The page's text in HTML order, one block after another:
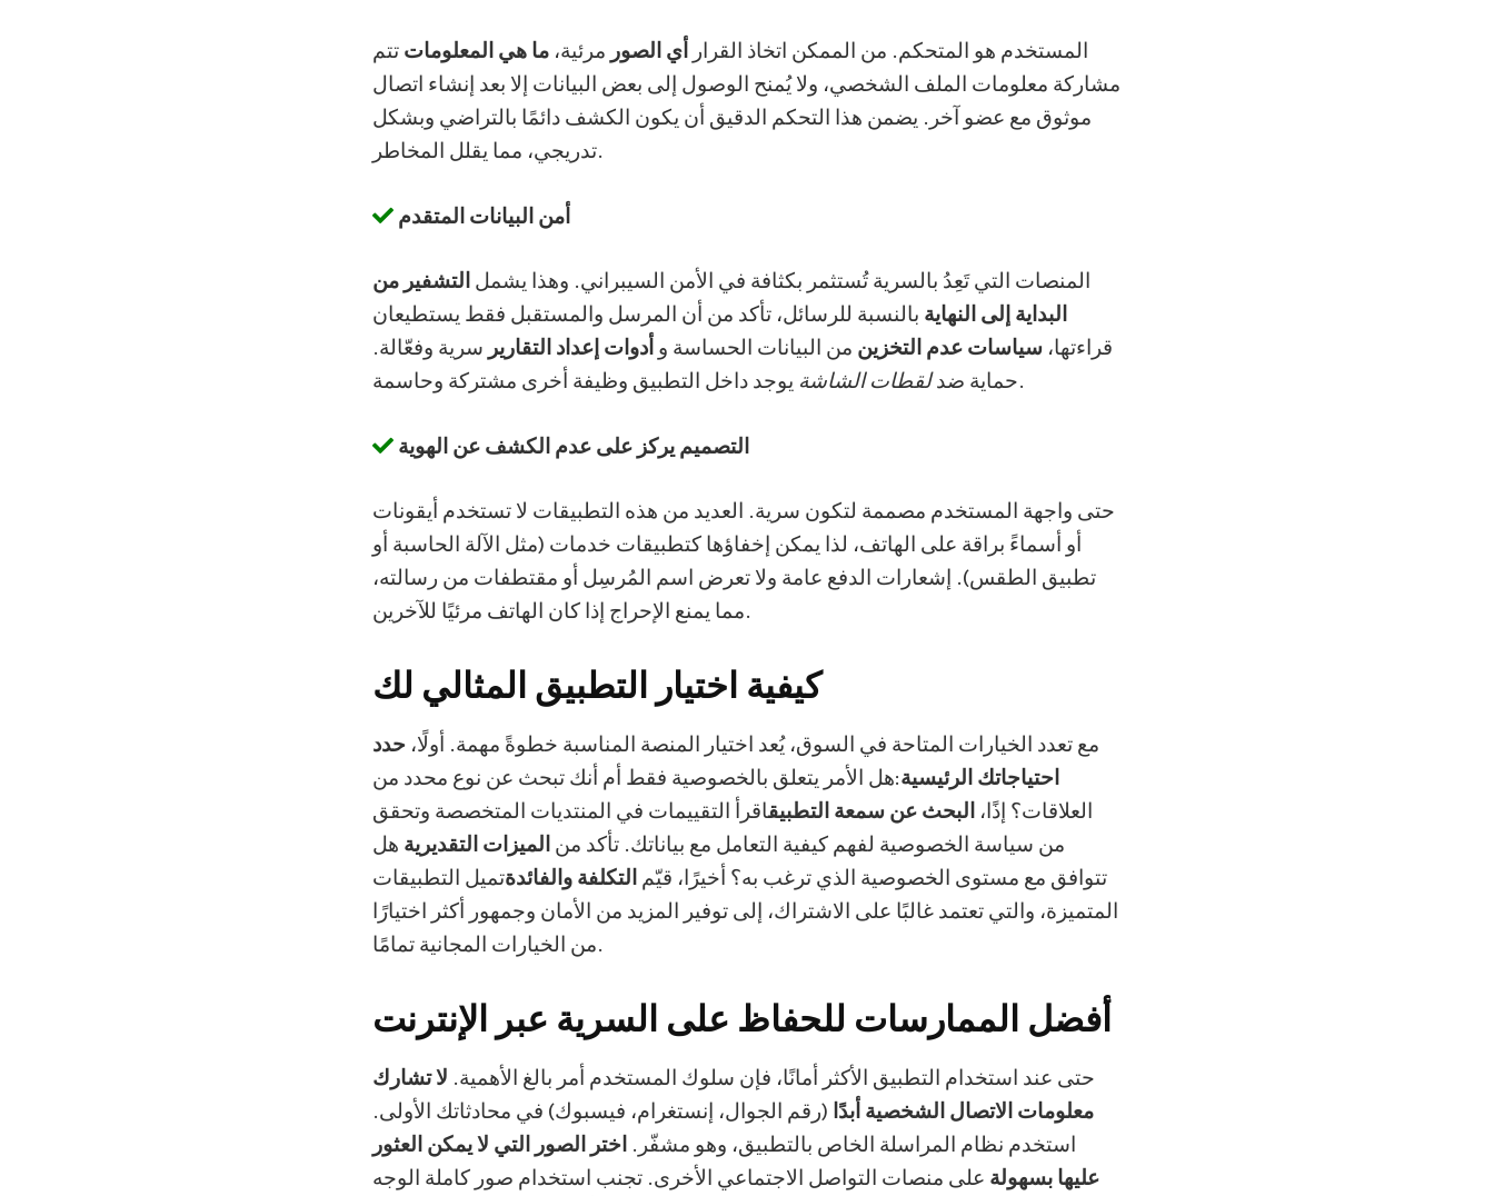
المستخدم هو المتحكم. من الممكن اتخاذ القرار أي الصور مرئية، ما هي المعلومات تتم
مشاركة معلومات الملف الشخصي، ولا يُمنح الوصول إلى بعض البيانات إلا بعد إنشاء اتصال
موثوق مع عضو آخر. يضمن هذا التحكم الدقيق أن يكون الكشف دائمًا بالتراضي وبشكل
تدريجي، مما يقلل المخاطر.
أمن البيانات المتقدم
المنصات التي تَعِدُ بالسرية تُستثمر بكثافة في الأمن السيبراني. وهذا يشمل التشفير من
البداية إلى النهاية بالنسبة للرسائل، تأكد من أن المرسل والمستقبل فقط يستطيعان
قراءتها، سياسات عدم التخزين من البيانات الحساسة و أدوات إعداد التقارير سرية وفعّالة.
حماية ضدلقطات الشاشة يوجد داخل التطبيق وظيفة أخرى مشتركة وحاسمة.
التصميم يركز على عدم الكشف عن الهوية
حتى واجهة المستخدم مصممة لتكون سرية. العديد من هذه التطبيقات لا تستخدم أيقونات
أو أسماءً براقة على الهاتف، لذا يمكن إخفاؤها كتطبيقات خدمات (مثل الآلة الحاسبة أو
تطبيق الطقس). إشعارات الدفع عامة ولا تعرض اسم المُرسِل أو مقتطفات من رسالته،
مما يمنع الإحراج إذا كان الهاتف مرئيًا للآخرين.
كيفية اختيار التطبيق المثالي لك
مع تعدد الخيارات المتاحة في السوق، يُعد اختيار المنصة المناسبة خطوةً مهمة. أولًا، حدد
احتياجاتك الرئيسية:هل الأمر يتعلق بالخصوصية فقط أم أنك تبحث عن نوع محدد من
العلاقات؟ إذًا، البحث عن سمعة التطبيقاقرأ التقييمات في المنتديات المتخصصة وتحقق
من سياسة الخصوصية لفهم كيفية التعامل مع بياناتك. تأكد من الميزات التقديرية هل
تتوافق مع مستوى الخصوصية الذي ترغب به؟ أخيرًا، قيّم التكلفة والفائدةتميل التطبيقات
المتميزة، والتي تعتمد غالبًا على الاشتراك، إلى توفير المزيد من الأمان وجمهور أكثر اختيارًا
من الخيارات المجانية تمامًا.
أفضل الممارسات للحفاظ على السرية عبر الإنترنت
حتى عند استخدام التطبيق الأكثر أمانًا، فإن سلوك المستخدم أمر بالغ الأهمية. لا تشارك
معلومات الاتصال الشخصية أبدًا (رقم الجوال، إنستغرام، فيسبوك) في محادثاتك الأولى.
استخدم نظام المراسلة الخاص بالتطبيق، وهو مشفّر. اختر الصور التي لا يمكن العثور
عليها بسهولة على منصات التواصل الاجتماعي الأخرى. تجنب استخدام صور كاملة الوجه